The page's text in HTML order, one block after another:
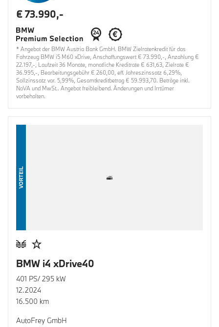
€ 73.990,-
* Angebot der BMW Austria Bank GmbH. BMW Zielratenkredit für das
Fahrzeug BMW i5 M60 xDrive, Anschaffungswert € 73.990,-, Anzahlung €
22.197,-, Laufzeit 36 Monate, monatliche Kreditrate € 631,63, Zielrate €
36.995,-, Bearbeitungsgebühr € 260,00, eff. Jahreszinssatz 6,29%,
Sollzinssatz var. 5,99%, Gesamtkreditbetrag € 59.993,70. Beträge inkl.
NoVA und MwSt.. Angebot freibleibend. Änderungen und Irrtümer
vorbehalten.
VORTEIL
BMW i4 xDrive40
401 PS/ 295 kW
12.2024
16.500 km
AutoFrey GmbH